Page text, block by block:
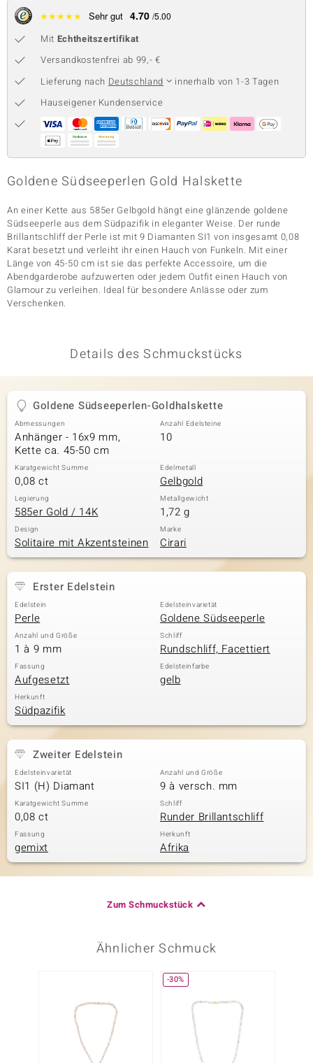
Collection
Classics
★★★★★ Sehr gut 4.70 /5.00
Mit Echtheitszertifikat
Versandkostenfrei ab 99,- €
Lieferung nach Deutschland
innerhalb von 1-3 Tagen
Hauseigener Kundenservice
Goldene Südseeperlen Gold Halskette
An einer Kette aus 585er Gelbgold hängt eine glänzende goldene
Südseeperle aus dem Südpazifik in eleganter Weise. Der runde
Brillantschliff der Perle ist mit 9 Diamanten SI1 von insgesamt 0,08
Karat besetzt und verleiht ihr einen Hauch von Funkeln. Mit einer
Länge von 45-50 cm ist sie das perfekte Accessoire, um die
Abendgarderobe aufzuwerten oder jedem Outfit einen Hauch von
Glamour zu verleihen. Ideal für besondere Anlässe oder zum
Verschenken.
Details des Schmuckstücks
Goldene Südseeperlen-Goldhalskette
Abmessungen
Anhänger - 16x9 mm,
Kette ca. 45-50 cm
Anzahl Edelsteine
10
Karatgewicht Summe
0,08 ct
Edelmetall
Gelbgold
Legierung
585er Gold / 14K
Metallgewicht
1,72 g
Design
Solitaire mit Akzentsteinen
Marke
Cirari
Erster Edelstein
Edelstein
Perle
Edelsteinvarietät
Goldene Südseeperle
Anzahl und Größe
1 à 9 mm
Schliff
Rundschliff, Facettiert
Fassung
Aufgesetzt
Edelsteinfarbe
gelb
Herkunft
Südpazifik
Zweiter Edelstein
Edelsteinvarietät
SI1 (H) Diamant
Anzahl und Größe
9 à versch. mm
Karatgewicht Summe
0,08 ct
Schliff
Runder Brillantschliff
Fassung
gemixt
Herkunft
Afrika
Zum Schmuckstück
Ähnlicher Schmuck
-30%